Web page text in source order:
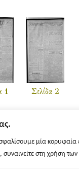
μία κορυφαία
στη χρήση
1 Σελίδα 2